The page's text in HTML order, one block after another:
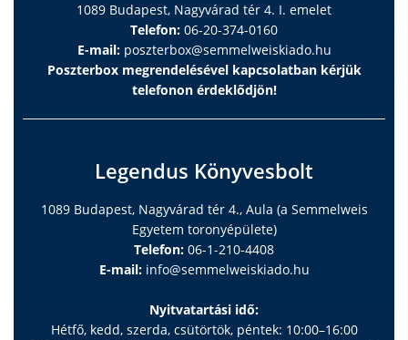
1089 Budapest, Nagyvárad tér 4. I. emelet
Telefon: 06-20-374-0160
E-mail: poszterbox@semmelweiskiado.hu
Poszterbox megrendelésével kapcsolatban kérjük
telefonon érdeklődjön!
Legendus Könyvesbolt
1089 Budapest, Nagyvárad tér 4., Aula (a Semmelweis
Egyetem toronyépülete)
Telefon: 06-1-210-4408
E-mail: info@semmelweiskiado.hu
Nyitvatartási idő:
Hétfő, kedd, szerda, csütörtök, péntek: 10:00–16:00